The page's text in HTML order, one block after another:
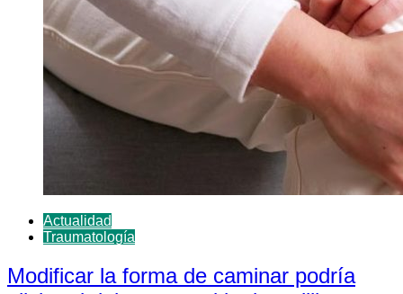
Actualidad
Traumatología
Modificar la forma de caminar podría